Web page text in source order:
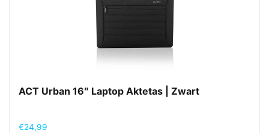
ACT Urban 16″ Laptop Aktetas | Zwart
€24,99